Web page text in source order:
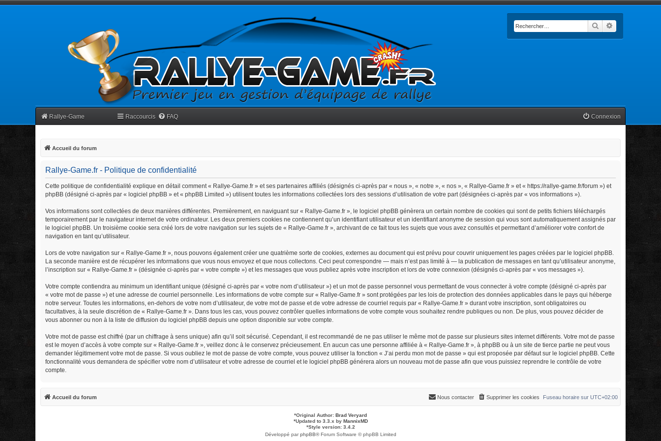
Rechercher
Rallye-Game Raccourcis FAQ Connexion
Accueil du forum
Rallye-Game.fr - Politique de confidentialité
Cette politique de confidentialité explique en détail comment « Rallye-Game.fr » et ses partenaires affiliés (désignés ci-après par « nous », « notre », « nos », « Rallye-Game.fr » et « https://rallye-game.fr/forum ») et
phpBB (désigné ci-après par « logiciel phpBB » et « phpBB Limited ») utilisent toutes les informations collectées lors des sessions d’utilisation de votre part (désignées ci-après par « vos informations »).
Vos informations sont collectées de deux manières différentes. Premièrement, en naviguant sur « Rallye-Game.fr », le logiciel phpBB génèrera un certain nombre de cookies qui sont de petits fichiers téléchargés
temporairement par le navigateur internet de votre ordinateur. Les deux premiers cookies ne contiennent qu’un identifiant utilisateur et un identifiant anonyme de session qui vous sont automatiquement assignés par
le logiciel phpBB. Un troisième cookie sera créé lors de votre navigation sur les sujets de « Rallye-Game.fr », archivant de ce fait tous les sujets que vous avez consultés et permettant d’améliorer votre confort de
navigation en tant qu’utilisateur.
Lors de votre navigation sur « Rallye-Game.fr », nous pouvons également créer une quatrième sorte de cookies, externes au document qui est prévu pour couvrir uniquement les pages créées par le logiciel phpBB.
La seconde manière est de récupérer les informations que vous nous envoyez et que nous collectons. Ceci peut correspondre — mais n’est pas limité à — la publication de messages en tant qu’utilisateur anonyme,
l’inscription sur « Rallye-Game.fr » (désignée ci-après par « votre compte ») et les messages que vous publiez après votre inscription et lors de votre connexion (désignés ci-après par « vos messages »).
Votre compte contiendra au minimum un identifiant unique (désigné ci-après par « votre nom d’utilisateur ») et un mot de passe personnel vous permettant de vous connecter à votre compte (désigné ci-après par
« votre mot de passe ») et une adresse de courriel personnelle. Les informations de votre compte sur « Rallye-Game.fr » sont protégées par les lois de protection des données applicables dans le pays qui héberge
notre serveur. Toutes les informations, en-dehors de votre nom d’utilisateur, de votre mot de passe et de votre adresse de courriel requis par « Rallye-Game.fr » durant votre inscription, sont obligatoires ou
facultatives, à la seule discrétion de « Rallye-Game.fr ». Dans tous les cas, vous pouvez contrôler quelles informations de votre compte vous souhaitez rendre publiques ou non. De plus, vous pouvez décider de
vous abonner ou non à la liste de diffusion du logiciel phpBB depuis une option disponible sur votre compte.
Votre mot de passe est chiffré (par un chiffrage à sens unique) afin qu’il soit sécurisé. Cependant, il est recommandé de ne pas utiliser le même mot de passe sur plusieurs sites internet différents. Votre mot de passe
est le moyen d’accès à votre compte sur « Rallye-Game.fr », veillez donc à le conservez précieusement. En aucun cas une personne affiliée à « Rallye-Game.fr », à phpBB ou à un site de tierce partie ne peut vous
demander légitimement votre mot de passe. Si vous oubliez le mot de passe de votre compte, vous pouvez utiliser la fonction « J’ai perdu mon mot de passe » qui est proposée par défaut sur le logiciel phpBB. Cette
fonctionnalité vous demandera de spécifier votre nom d’utilisateur et votre adresse de courriel et le logiciel phpBB générera alors un nouveau mot de passe afin que vous puissiez reprendre le contrôle de votre
compte.
Accueil du forum Fuseau horaire sur UTC+02:00
Supprimer les cookies
Nous contacter
*Original Author: Brad Veryard
*Updated to 3.3.x by MannixMD
*Style version: 3.4.2
Développé parphpBB® Forum Software © phpBB Limited